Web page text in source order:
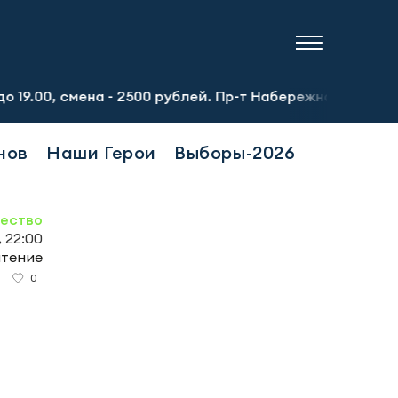
- 2500 рублей. Пр-т Набережночелнинский, 13а.
Наши Герои Выборы-2026
22:00
0